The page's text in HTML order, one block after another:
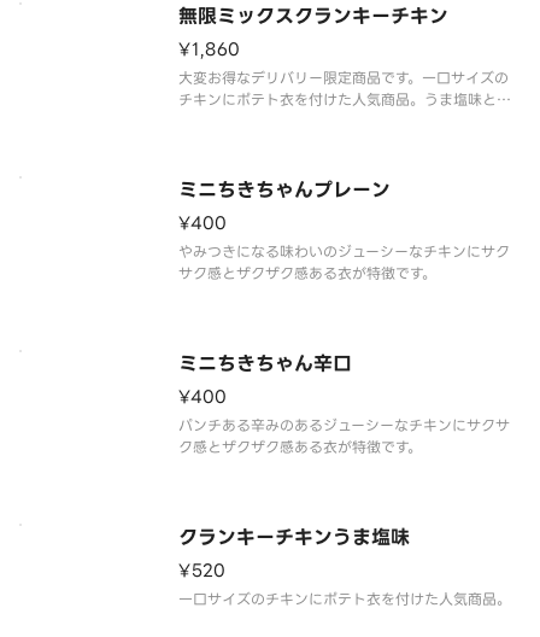
さが特長で、辛い物好きの方にも指示される味付け
無限ミックスクランキーチキン
¥1,860
大変お得なデリバリー限定商品です。一口サイズの
チキンにポテト衣を付けた人気商品。うま塩味と辛
ミニちきちゃんプレーン
¥400
やみつきになる味わいのジューシーなチキンにサク
サク感とザクザク感ある衣が特徴です。
ミニちきちゃん辛口
¥400
パンチある辛みのあるジューシーなチキンにサクサ
ク感とザクザク感ある衣が特徴です。
クランキーチキンうま塩味
¥520
一口サイズのチキンにポテト衣を付けた人気商品。